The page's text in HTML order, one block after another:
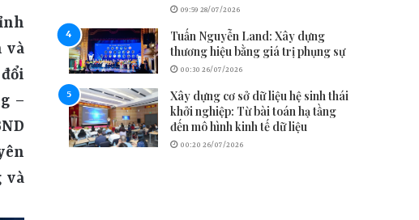
đổi mới sáng tạo
09:59 28/07/2026
Tuấn Nguyễn Land: Xây dựng
thương hiệu bằng giá trị phụng sự
00:30 26/07/2026
Xây dựng cơ sở dữ liệu hệ sinh thái
khởi nghiệp: Từ bài toán hạ tầng
đến mô hình kinh tế dữ liệu
00:20 26/07/2026